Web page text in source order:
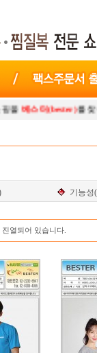
스터(bester)를 찾아주
기능성
열되어 있습니다.